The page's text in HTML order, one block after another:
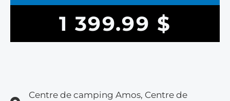
1 399.99 $
Centre de camping Amos, Centre de